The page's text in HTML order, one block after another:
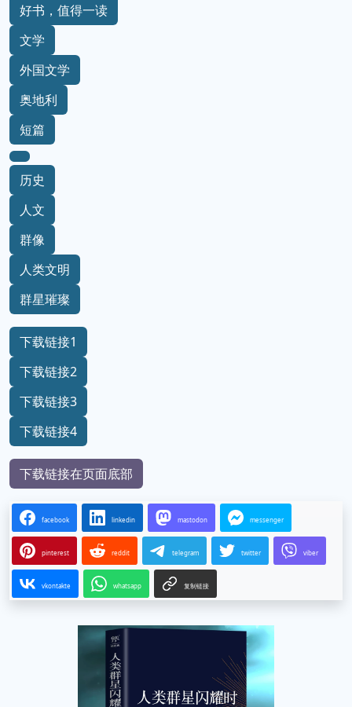
好书，值得一读
文学
外国文学
奥地利
短篇
历史
人文
群像
人类文明
群星璀璨
下载链接1
下载链接2
下载链接3
下载链接4
下载链接在页面底部
facebook linkedin mastodon messenger
pinterest reddit telegram twitter viber
vkontakte whatsapp 复制链接